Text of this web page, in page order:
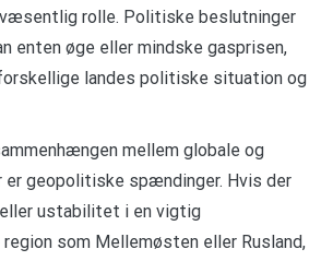
rolle. Politiske beslutninger
enten øge eller mindske gasprisen,
landes politiske situation og
mellem globale og
geopolitiske spændinger. Hvis der
ustabilitet i en vigtig
som Mellemøsten eller Rusland,